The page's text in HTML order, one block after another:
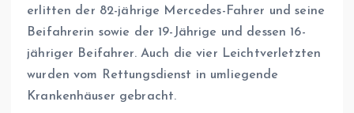
erlitten der 82-jährige Mercedes-Fahrer und seine
Beifahrerin sowie der 19-Jährige und dessen 16-
jähriger Beifahrer. Auch die vier Leichtverletzten
wurden vom Rettungsdienst in umliegende
Krankenhäuser gebracht.